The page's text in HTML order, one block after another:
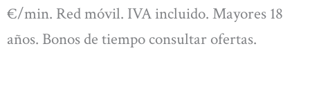
€/min. Red móvil. IVA incluido. Mayores 18
años. Bonos de tiempo consultar ofertas.